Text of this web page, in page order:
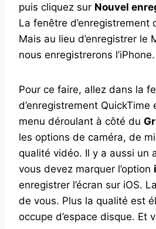
puis cliquez sur Nouvel
La fenêtre d’enregistrement
Mais au lieu d’enregistrer le
nous enregistrerons l’iPhone.
Pour ce faire, allez dans la
d’enregistrement QuickTime
menu déroulant à côté du
les options de caméra, de
qualité vidéo. Il y a aussi un
vous devez marquer l’option
enregistrer l’écran sur iOS.
de vous. Plus la qualité est
occupe d’espace disque. Et